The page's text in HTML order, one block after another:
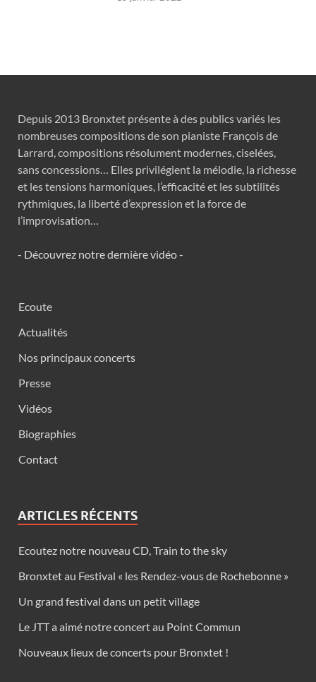
Depuis 2013 Bronxtet présente à des publics variés les
nombreuses compositions de son pianiste François de
Larrard, compositions résolument modernes, ciselées,
sans concessions… Elles privilégient la mélodie, la richesse
et les tensions harmoniques, l’efficacité et les subtilités
rythmiques, la liberté d’expression et la force de
l’improvisation…
- Découvrez notre dernière vidéo -
Ecoute
Actualités
Nos principaux concerts
Presse
Vidéos
Biographies
Contact
ARTICLES RÉCENTS
Ecoutez notre nouveau CD, Train to the sky
Bronxtet au Festival « les Rendez-vous de Rochebonne »
Un grand festival dans un petit village
Le JTT a aimé notre concert au Point Commun
Nouveaux lieux de concerts pour Bronxtet !